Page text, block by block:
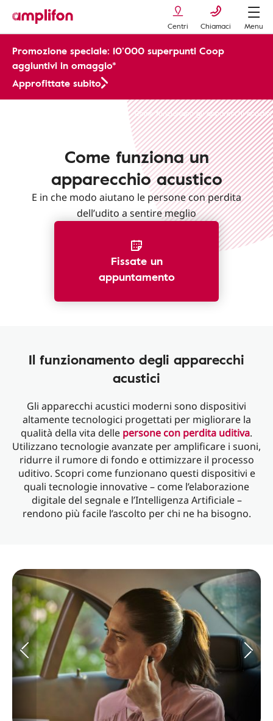
Centri Chiamaci Menu
Promozione speciale: 10’000 superpunti Coop
aggiuntivi in omaggio*
Approfittate subito
Come funzionano gli apparecchi acustici
Come funziona un
apparecchio acustico
E in che modo aiutano le persone con perdita
dell’udito a sentire meglio
Fissate un
appuntamento
Il funzionamento degli apparecchi
acustici
Gli apparecchi acustici moderni sono dispositivi
altamente tecnologici progettati per migliorare la
qualità della vita delle persone con perdita uditiva.
Utilizzano tecnologie avanzate per amplificare i suoni,
ridurre il rumore di fondo e ottimizzare il processo
uditivo. Scopri come funzionano questi dispositivi e
quali tecnologie innovative – come l’elaborazione
digitale del segnale e l’Intelligenza Artificiale –
rendono più facile l’ascolto per chi ne ha bisogno.